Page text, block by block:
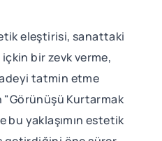
eleştirisi, sanattaki
bir zevk verme,
tatmin etme
Kurtarmak
bu yaklaşımın estetik